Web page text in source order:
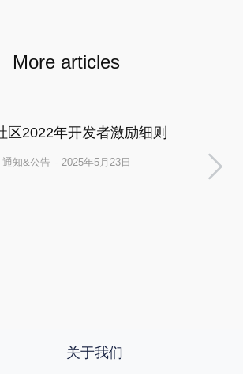
More articles
区2022年开发者激励细则
通知&公告 2025年5月23日
关于我们